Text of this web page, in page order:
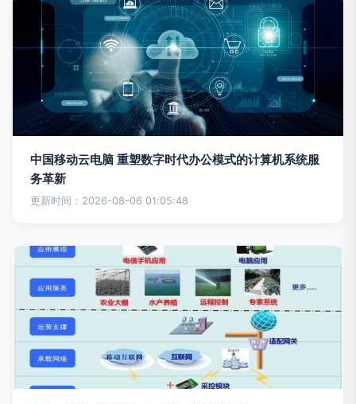
中国移动云电脑 重塑数字时代办公模式的计算机系统服
务革新
更新时间：2026-08-06 01:05:48